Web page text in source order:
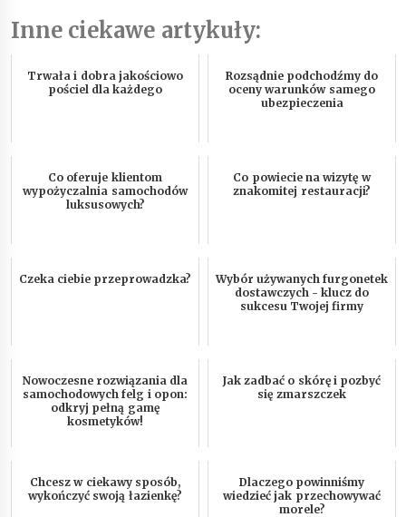
Inne ciekawe artykuły:
Trwała i dobra jakościowo
pościel dla każdego
Rozsądnie podchodźmy do
oceny warunków samego
ubezpieczenia
Co oferuje klientom
wypożyczalnia samochodów
luksusowych?
Co powiecie na wizytę w
znakomitej restauracji?
Czeka ciebie przeprowadzka?
Wybór używanych furgonetek
dostawczych - klucz do
sukcesu Twojej firmy
Nowoczesne rozwiązania dla
samochodowych felg i opon:
odkryj pełną gamę
kosmetyków!
Jak zadbać o skórę i pozbyć
się zmarszczek
Chcesz w ciekawy sposób,
wykończyć swoją łazienkę?
Dlaczego powinniśmy
wiedzieć jak przechowywać
morele?